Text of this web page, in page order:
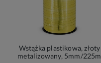
Wstążka plastikowa, złoty
metalizowany, 5mm/225m